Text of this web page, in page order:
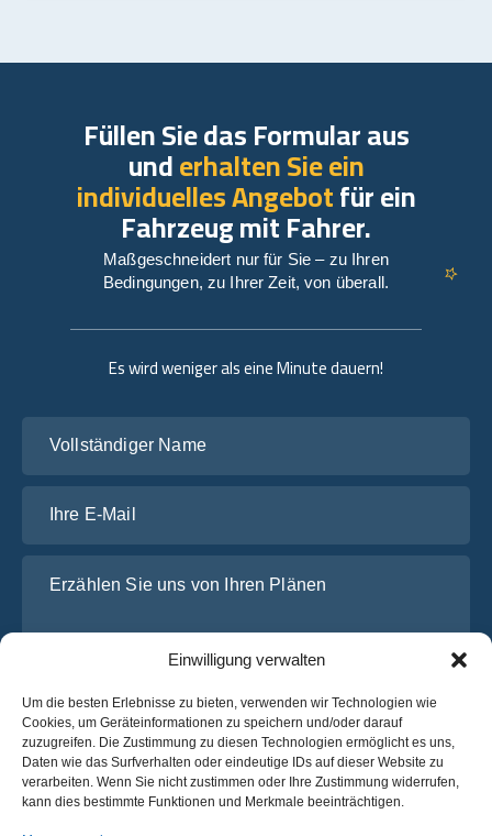
Einwilligung verwalten
Um die besten Erlebnisse zu bieten, verwenden wir Technologien wie
Cookies, um Geräteinformationen zu speichern und/oder darauf
zuzugreifen. Die Zustimmung zu diesen Technologien ermöglicht es uns,
Daten wie das Surfverhalten oder eindeutige IDs auf dieser Website zu
verarbeiten. Wenn Sie nicht zustimmen oder Ihre Zustimmung widerrufen,
kann dies bestimmte Funktionen und Merkmale beeinträchtigen.
Es wird weniger als eine Minute dauern!
Ich habe dieDatenschutz-Bestimmungenvon OsaBus
Füllen Sie das Formular aus
underhalten Sie ein
individuelles Angebotfür ein
Fahrzeug mit Fahrer.
Maßgeschneidert nur für Sie – zu Ihren
Bedingungen, zu Ihrer Zeit, von überall.